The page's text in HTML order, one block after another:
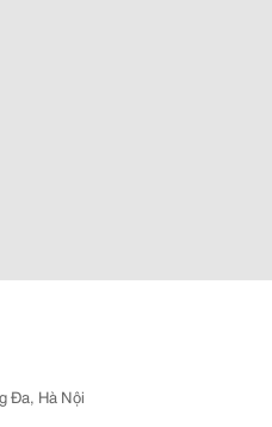
Đa, Hà Nội